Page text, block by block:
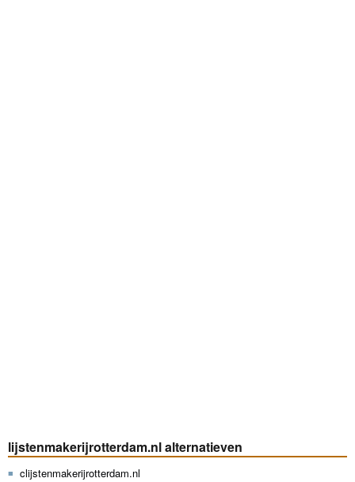
lijstenmakerijrotterdam.nl alternatieven
clijstenmakerijrotterdam.nl